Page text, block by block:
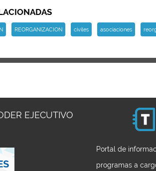
REORGANIZACION civiles asociaciones
EJECUTIVO
Portal de
programas a